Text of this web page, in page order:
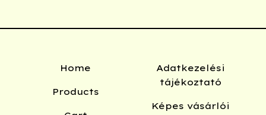
Home
Products
Adatkezelési
tájékoztató
Képes vásárlói